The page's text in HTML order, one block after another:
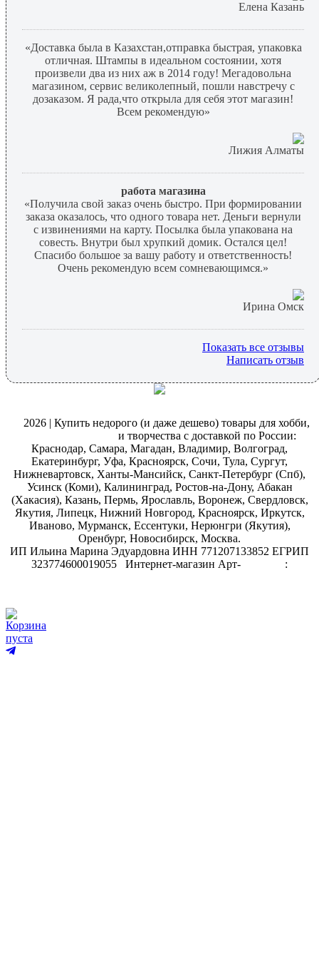
Елена Казань
«Доставка была в Казахстан,отправка быстрая, упаковка
отличная. Штампы в идеальном состоянии, хотя
произвели два из них аж в 2014 году! Мегадовольна
магазином, сервис великолепный, пошли навстречу с
дозаказом. Я рада,что открыла для себя этот магазин!
Всем рекомендую»
Лижия Алматы
работа магазина
«Получила свой заказ очень быстро. При формировании
заказа оказалось, что одного товара нет. Деньги вернули
с извинениями на карту. Посылка была упакована на
совесть. Внутри был хрупкий домик. Остался цел!
Спасибо большое за вашу работу и ответственность!
Очень рекомендую всем сомневающимся.»
Ирина Омск
Показать все отзывы
Написать отзыв
2026 | Купить недорого (и даже дешево) товары для хобби,
и творчества с доставкой по России:
Краснодар, Самара, Магадан, Владимир, Волгоград,
Екатеринбург, Уфа, Красноярск, Сочи, Тула, Сургут,
Нижневартовск, Ханты-Мансийск, Санкт-Петербург (Спб),
Усинск (Коми), Калининград, Ростов-на-Дону, Абакан
(Хакасия), Казань, Пермь, Ярославль, Воронеж, Свердловск,
Якутия, Липецк, Нижний Новгород, Красноярск, Иркутск,
Иваново, Мурманск, Ессентуки, Нерюнгри (Якутия),
Оренбург, Новосибирск, Москва.
ИП Ильина Марина Эдуардовна ИНН 771207133852 ЕГРИП
323774600019055
Интернет-магазин Арт-
:
Корзина
пуста